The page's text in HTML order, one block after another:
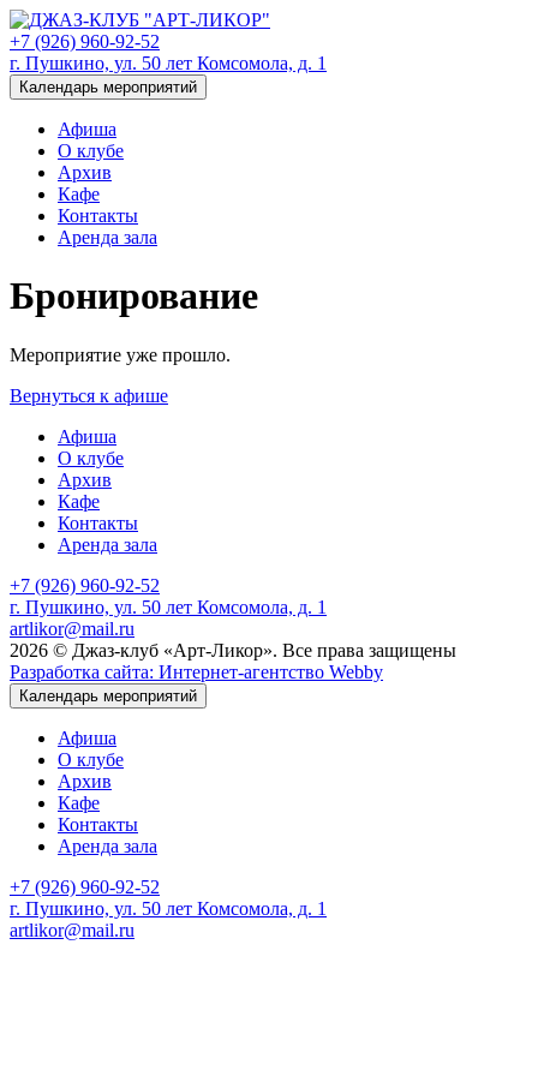
+7 (926) 960-92-52
г. Пушкино, ул. 50 лет Комсомола, д. 1
Календарь мероприятий
Афиша
О клубе
Архив
Кафе
Контакты
Аренда зала
Бронирование
Мероприятие уже прошло.
Вернуться к афише
Афиша
О клубе
Архив
Кафе
Контакты
Аренда зала
+7 (926) 960-92-52
г. Пушкино, ул. 50 лет Комсомола, д. 1
artlikor@mail.ru
2026 © Джаз-клуб «Арт-Ликор». Все права защищены
Разработка сайта: Интернет-агентство Webby
Календарь мероприятий
Афиша
О клубе
Архив
Кафе
Контакты
Аренда зала
+7 (926) 960-92-52
г. Пушкино, ул. 50 лет Комсомола, д. 1
artlikor@mail.ru